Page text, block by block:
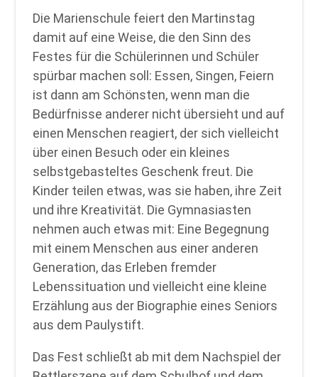
Die Marienschule feiert den Martinstag
damit auf eine Weise, die den Sinn des
Festes für die Schülerinnen und Schüler
spürbar machen soll: Essen, Singen, Feiern
ist dann am Schönsten, wenn man die
Bedürfnisse anderer nicht übersieht und auf
einen Menschen reagiert, der sich vielleicht
über einen Besuch oder ein kleines
selbstgebasteltes Geschenk freut. Die
Kinder teilen etwas, was sie haben, ihre Zeit
und ihre Kreativität. Die Gymnasiasten
nehmen auch etwas mit: Eine Begegnung
mit einem Menschen aus einer anderen
Generation, das Erleben fremder
Lebenssituation und vielleicht eine kleine
Erzählung aus der Biographie eines Seniors
aus dem Paulystift.
Das Fest schließt ab mit dem Nachspiel der